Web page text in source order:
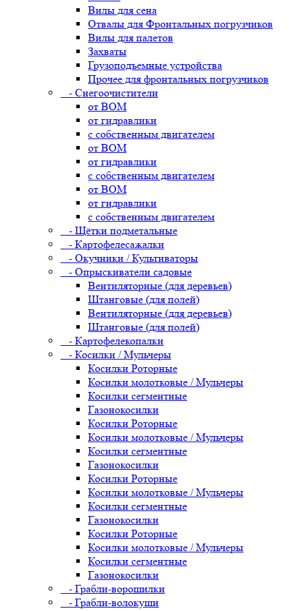
Вилы для сена
Отвалы для Фронтальных погрузчиков
Вилы для палетов
Захваты
Грузоподъемные устройства
Прочее для фронтальных погрузчиков
- Снегоочистители
от ВОМ
от гидравлики
с собственным двигателем
от ВОМ
от гидравлики
с собственным двигателем
от ВОМ
от гидравлики
с собственным двигателем
- Щётки подметальные
- Картофелесажалки
- Окучники / Культиваторы
- Опрыскиватели садовые
Вентиляторные (для деревьев)
Штанговые (для полей)
Вентиляторные (для деревьев)
Штанговые (для полей)
- Картофелекопалки
- Косилки / Мульчеры
Косилки Роторные
Косилки молотковые / Мульчеры
Косилки сегментные
Газонокосилки
Косилки Роторные
Косилки молотковые / Мульчеры
Косилки сегментные
Газонокосилки
Косилки Роторные
Косилки молотковые / Мульчеры
Косилки сегментные
Газонокосилки
Косилки Роторные
Косилки молотковые / Мульчеры
Косилки сегментные
Газонокосилки
- Грабли-ворошилки
- Грабли-волокуши